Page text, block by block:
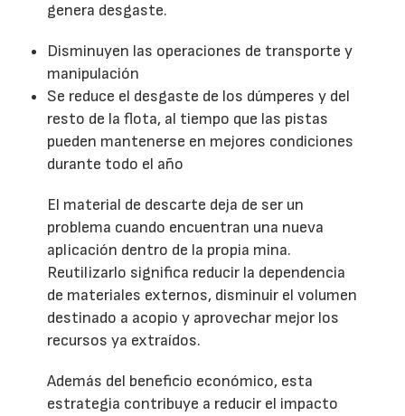
genera desgaste.
Disminuyen las operaciones de transporte y
manipulación
Se reduce el desgaste de los dúmperes y del
resto de la flota, al tiempo que las pistas
pueden mantenerse en mejores condiciones
durante todo el año
El material de descarte deja de ser un
problema cuando encuentran una nueva
aplicación dentro de la propia mina.
Reutilizarlo significa reducir la dependencia
de materiales externos, disminuir el volumen
destinado a acopio y aprovechar mejor los
recursos ya extraídos.
Además del beneficio económico, esta
estrategia contribuye a reducir el impacto